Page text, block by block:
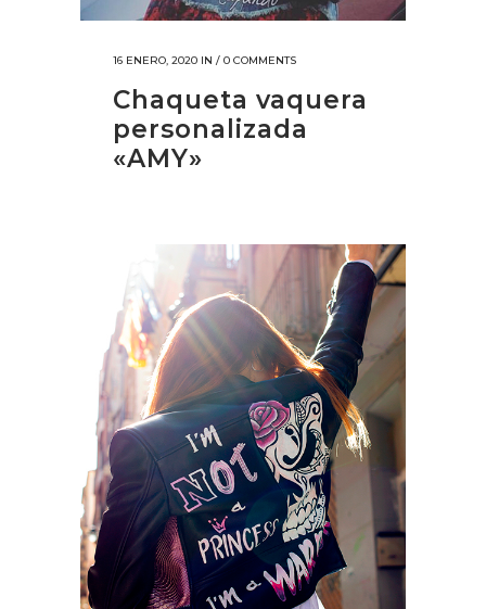
16 ENERO, 2020 IN / 0 COMMENTS
Chaqueta vaquera
personalizada
«AMY»